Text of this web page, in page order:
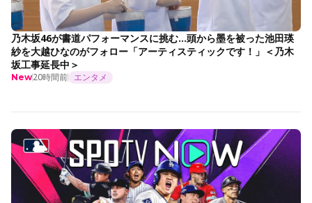
乃木坂46が書道パフォーマンスに挑む…頭から墨を被った池田瑛
紗を大越ひなのがフォロー「アーティスティックです！」＜乃木
坂工事延長中＞
New20時間前 エンタメ